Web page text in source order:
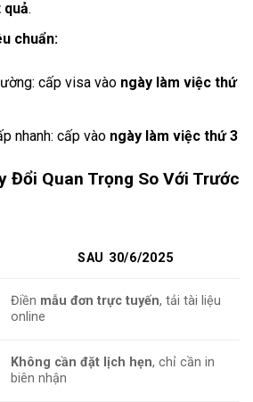
quả.
chuẩn:
cấp visa vào ngày làm việc thứ
nhanh: cấp vào ngày làm việc thứ 3
Đổi Quan Trọng So Với Trước
SAU 30/6/2025
Điền mẫu đơn trực tuyến, tải tài liệu
online
Không cần đặt lịch hẹn, chỉ cần in
biên nhận